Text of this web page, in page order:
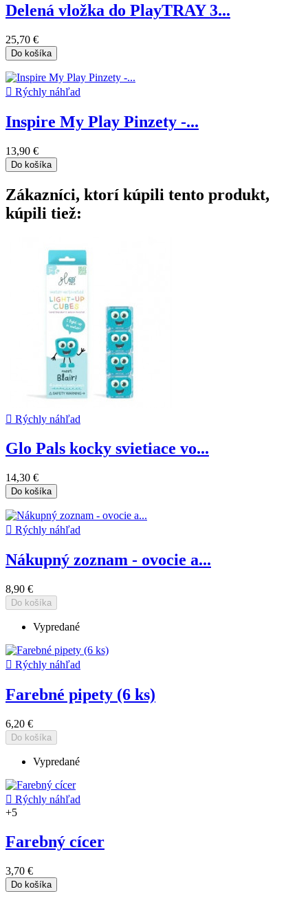
Delená vložka do PlayTRAY 3...
25,70 €
Do košíka
 Rýchly náhľad
Inspire My Play Pinzety -...
13,90 €
Do košíka
Zákazníci, ktorí kúpili tento produkt,
kúpili tiež:
 Rýchly náhľad
Glo Pals kocky svietiace vo...
14,30 €
Do košíka
 Rýchly náhľad
Nákupný zoznam - ovocie a...
8,90 €
Do košíka
Vypredané
 Rýchly náhľad
Farebné pipety (6 ks)
6,20 €
Do košíka
Vypredané
 Rýchly náhľad
+5
Farebný cícer
3,70 €
Do košíka